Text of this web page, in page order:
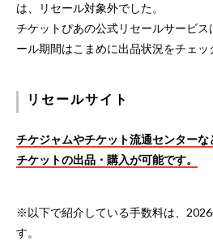
は、リセール対象外でした。
チケットぴあの公式リセールサービ
ール期間はこまめに出品状況をチェッ
リセールサイト
チケジャムやチケット流通センターな
チケットの出品・購入が可能です。
※以下で紹介している手数料は、
す。